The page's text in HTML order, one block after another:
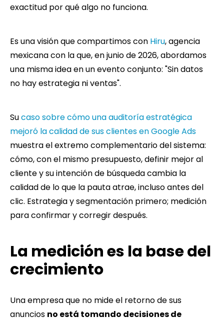
exactitud por qué algo no funciona.
Es una visión que compartimos con Hiru, agencia
mexicana con la que, en junio de 2026, abordamos
una misma idea en un evento conjunto: "Sin datos
no hay estrategia ni ventas".
Sucaso sobre cómo una auditoría estratégica
mejoró la calidad de sus clientes en Google Ads
muestra el extremo complementario del sistema:
cómo, con el mismo presupuesto, definir mejor al
cliente y su intención de búsqueda cambia la
calidad de lo que la pauta atrae, incluso antes del
clic. Estrategia y segmentación primero; medición
para confirmar y corregir después.
La medición es la base del
crecimiento
Una empresa que no mide el retorno de sus
anuncios no está tomando decisiones de